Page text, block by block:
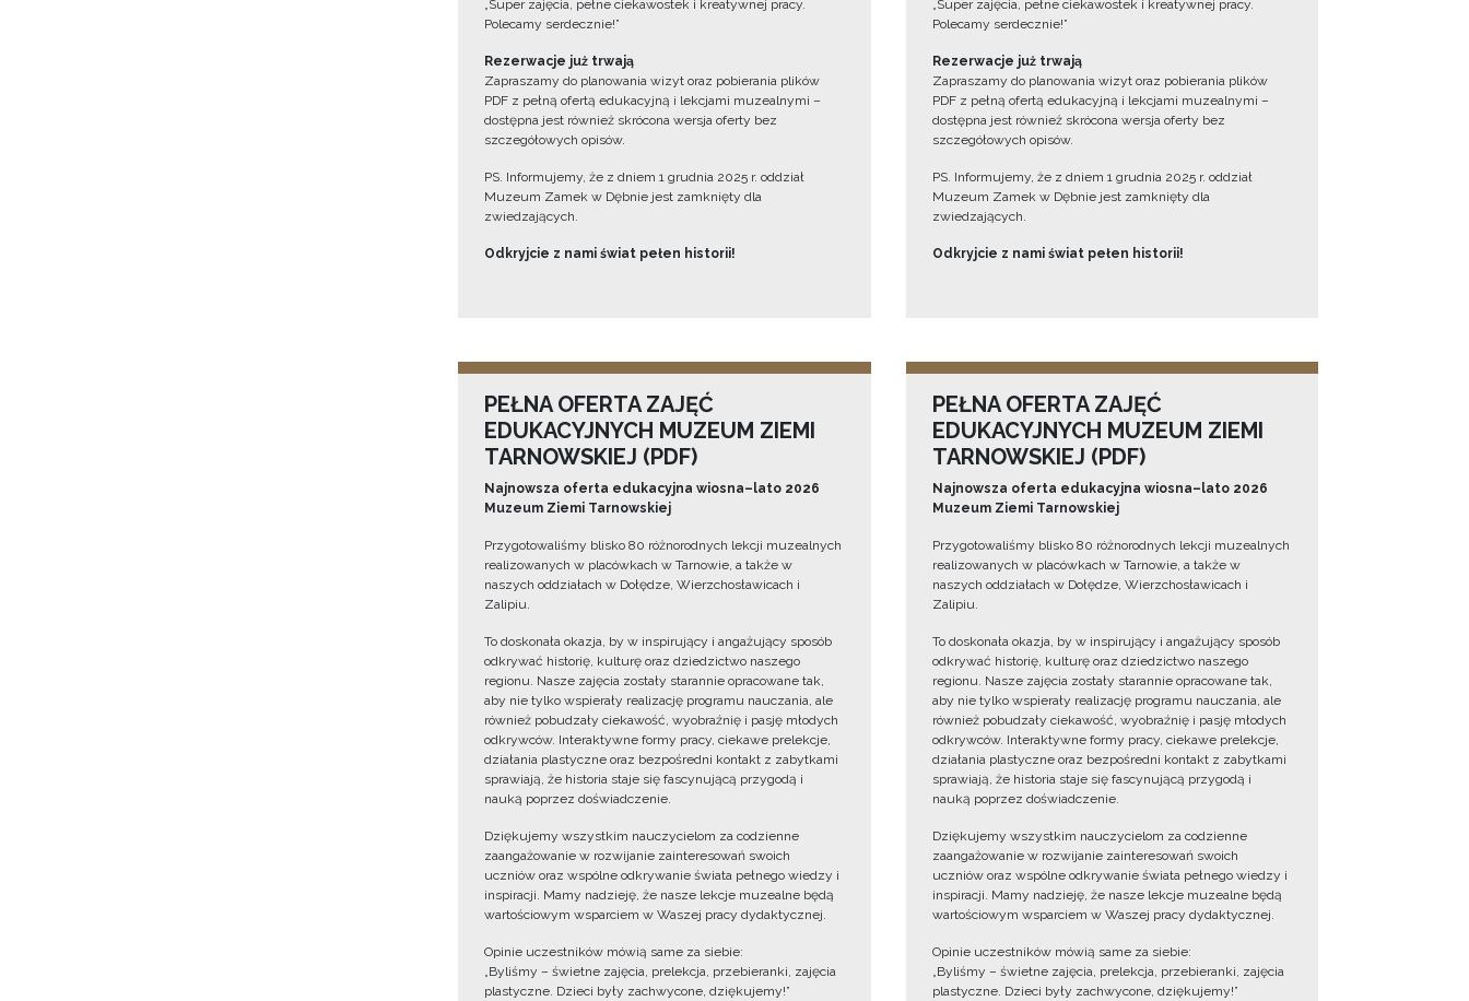
„Super zajęcia, pełne ciekawostek i kreatywnej pracy.
Polecamy serdecznie!”
Rezerwacje już trwają
Zapraszamy do planowania wizyt oraz pobierania plików
PDF z pełną ofertą edukacyjną i lekcjami muzealnymi –
dostępna jest również skrócona wersja oferty bez
szczegółowych opisów.
PS. Informujemy, że z dniem 1 grudnia 2025 r. oddział
Muzeum Zamek w Dębnie jest zamknięty dla
zwiedzających.
Odkryjcie z nami świat pełen historii!
„Super zajęcia, pełne ciekawostek i kreatywnej pracy.
Polecamy serdecznie!”
Rezerwacje już trwają
Zapraszamy do planowania wizyt oraz pobierania plików
PDF z pełną ofertą edukacyjną i lekcjami muzealnymi –
dostępna jest również skrócona wersja oferty bez
szczegółowych opisów.
PS. Informujemy, że z dniem 1 grudnia 2025 r. oddział
Muzeum Zamek w Dębnie jest zamknięty dla
zwiedzających.
Odkryjcie z nami świat pełen historii!
PEŁNA OFERTA ZAJĘĆ
EDUKACYJNYCH MUZEUM ZIEMI
TARNOWSKIEJ (PDF)
Najnowsza oferta edukacyjna wiosna–lato 2026
Muzeum Ziemi Tarnowskiej
Przygotowaliśmy blisko 80 różnorodnych lekcji muzealnych
realizowanych w placówkach w Tarnowie, a także w
naszych oddziałach w Dołędze, Wierzchosławicach i
Zalipiu.
To doskonała okazja, by w inspirujący i angażujący sposób
odkrywać historię, kulturę oraz dziedzictwo naszego
regionu. Nasze zajęcia zostały starannie opracowane tak,
aby nie tylko wspierały realizację programu nauczania, ale
również pobudzały ciekawość, wyobraźnię i pasję młodych
odkrywców. Interaktywne formy pracy, ciekawe prelekcje,
działania plastyczne oraz bezpośredni kontakt z zabytkami
sprawiają, że historia staje się fascynującą przygodą i
nauką poprzez doświadczenie.
Dziękujemy wszystkim nauczycielom za codzienne
zaangażowanie w rozwijanie zainteresowań swoich
uczniów oraz wspólne odkrywanie świata pełnego wiedzy i
inspiracji. Mamy nadzieję, że nasze lekcje muzealne będą
wartościowym wsparciem w Waszej pracy dydaktycznej.
Opinie uczestników mówią same za siebie:
„Byliśmy – świetne zajęcia, prelekcja, przebieranki, zajęcia
plastyczne. Dzieci były zachwycone, dziękujemy!”
PEŁNA OFERTA ZAJĘĆ
EDUKACYJNYCH MUZEUM ZIEMI
TARNOWSKIEJ (PDF)
Najnowsza oferta edukacyjna wiosna–lato 2026
Muzeum Ziemi Tarnowskiej
Przygotowaliśmy blisko 80 różnorodnych lekcji muzealnych
realizowanych w placówkach w Tarnowie, a także w
naszych oddziałach w Dołędze, Wierzchosławicach i
Zalipiu.
To doskonała okazja, by w inspirujący i angażujący sposób
odkrywać historię, kulturę oraz dziedzictwo naszego
regionu. Nasze zajęcia zostały starannie opracowane tak,
aby nie tylko wspierały realizację programu nauczania, ale
również pobudzały ciekawość, wyobraźnię i pasję młodych
odkrywców. Interaktywne formy pracy, ciekawe prelekcje,
działania plastyczne oraz bezpośredni kontakt z zabytkami
sprawiają, że historia staje się fascynującą przygodą i
nauką poprzez doświadczenie.
Dziękujemy wszystkim nauczycielom za codzienne
zaangażowanie w rozwijanie zainteresowań swoich
uczniów oraz wspólne odkrywanie świata pełnego wiedzy i
inspiracji. Mamy nadzieję, że nasze lekcje muzealne będą
wartościowym wsparciem w Waszej pracy dydaktycznej.
Opinie uczestników mówią same za siebie:
„Byliśmy – świetne zajęcia, prelekcja, przebieranki, zajęcia
plastyczne. Dzieci były zachwycone, dziękujemy!”